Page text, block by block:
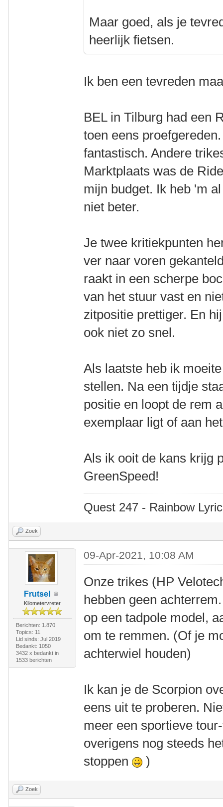
Maar goed, als je
heerlijk fietsen.
Ik ben een tevreden
BEL in Tilburg had een
toen eens
fantastisch. Andere
Marktplaats was de
mijn budget. Ik heb 'm
niet beter.
Je twee kritiekpunten
ver naar voren
raakt in een scherpe
van het stuur vast en
zitpositie prettiger. En
ook niet zo snel.
Als laatste heb ik
stellen. Na een tijdje
positie en loopt de rem
exemplaar ligt of aan
Als ik ooit de kans krijg
GreenSpeed!
Quest 247 - Rainbow
Zoek
Frutsel
Kilometervreter
Berichten: 1.870
Topics: 11
Lid sinds: Jul 2019
Bedankt: 1050
3432 x bedankt in
1533 berichten
09-Apr-2021, 10:08 AM
Onze trikes (HP
hebben geen
op een tadpole model,
om te remmen. (Of je
achterwiel houden)
Ik kan je de Scorpion
eens uit te proberen.
meer een sportieve
overigens nog steeds
stoppen
)
Zoek